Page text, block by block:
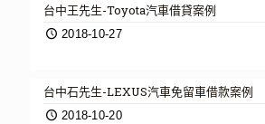
台中王先生-Toyota汽車借貸案例
2018-10-27
台中石先生-LEXUS汽車免留車借款案例
2018-10-20